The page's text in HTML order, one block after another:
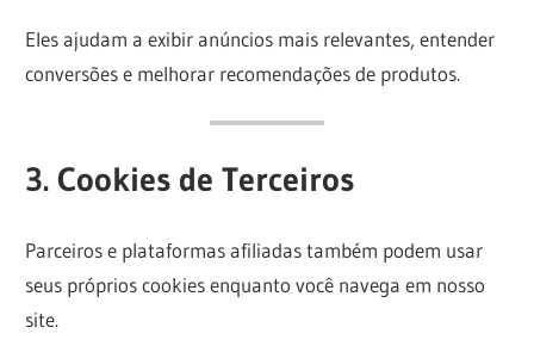
Eles ajudam a exibir anúncios mais relevantes, entender
conversões e melhorar recomendações de produtos.
3. Cookies de Terceiros
Parceiros e plataformas afiliadas também podem usar
seus próprios cookies enquanto você navega em nosso
site.